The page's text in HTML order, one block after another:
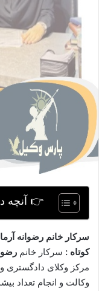
👉 آنچه
سرکار خانم رضوانه
کوتاه : سرکار خانم
مرکز وکلای دادگستری
وکالت و انجام تعداد